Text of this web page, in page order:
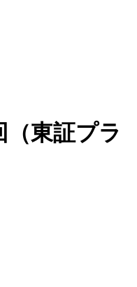
東証プラ